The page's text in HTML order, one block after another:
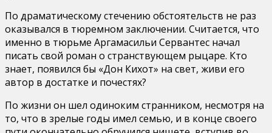
По драматическому стечению обстоятельств не раз
оказывался в тюремном заключении. Считается, что
именно в тюрьме Аргамасильи Сервантес начал
писать свой роман о странствующем рыцаре. Кто
знает, появился бы «Дон Кихот» на свет, живи его
автор в достатке и почестях?
По жизни он шел одиноким странником, несмотря на
то, что в зрелые годы имел семью, и в конце своего